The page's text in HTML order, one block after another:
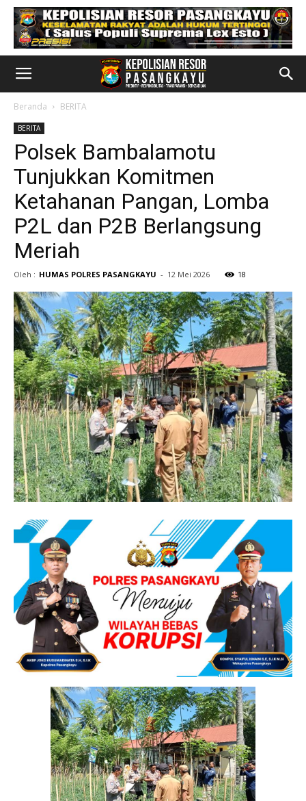
Beranda BERITA
BERITA
Polsek Bambalamotu
Tunjukkan Komitmen
Ketahanan Pangan, Lomba
P2L dan P2B Berlangsung
Meriah
Oleh : HUMAS POLRES PASANGKAYU - 12 Mei 2026 18